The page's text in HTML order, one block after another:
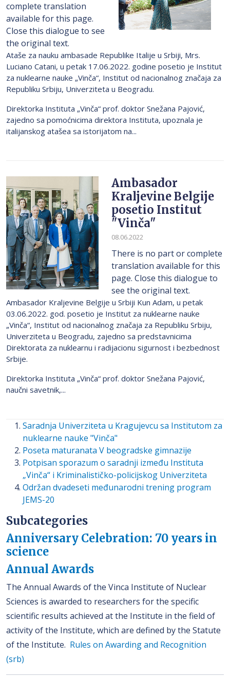
complete translation
available for this page.
Close this dialogue to see
the original text.
Ataše za nauku ambasade Republike Italije u Srbiji, Mrs.
Luciano Catani, u petak 17.06.2022. godine posetio je Institut
za nuklearne nauke „Vinča“, Institut od nacionalnog značaja za
Republiku Srbiju, Univerziteta u Beogradu.
Direktorka Instituta „Vinča“ prof. doktor Snežana Pajović,
zajedno sa pomoćnicima direktora Instituta, upoznala je
italijanskog atašea sa istorijatom na...
Ambasador
Kraljevine Belgije
posetio Institut
"Vinča"
08.06.2022
There is no part or complete
translation available for this
page. Close this dialogue to
see the original text.
Ambasador Kraljevine Belgije u Srbiji Kun Adam, u petak
03.06.2022. god. posetio je Institut za nuklearne nauke
„Vinča“, Institut od nacionalnog značaja za Republiku Srbiju,
Univerziteta u Beogradu, zajedno sa predstavnicima
Direktorata za nuklearnu i radijacionu sigurnost i bezbednost
Srbije.
Direktorka Instituta „Vinča“ prof. doktor Snežana Pajović,
naučni savetnik,...
Saradnja Univerziteta u Kragujevcu sa Institutom za
nuklearne nauke "Vinča"
Poseta maturanata V beogradske gimnazije
Potpisan sporazum o saradnji između Instituta
„Vinča“ i Kriminalističko-policijskog Univerziteta
Održan dvadeseti međunarodni trening program
JEMS-20
Subcategories
Anniversary Celebration: 70 years in
science
Annual Awards
The Annual Awards of the Vinca Institute of Nuclear
Sciences is awarded to researchers for the specific
scientific results achieved at the Institute in the field of
activity of the Institute, which are defined by the Statute
of the Institute. Rules on Awarding and Recognition
(srb)